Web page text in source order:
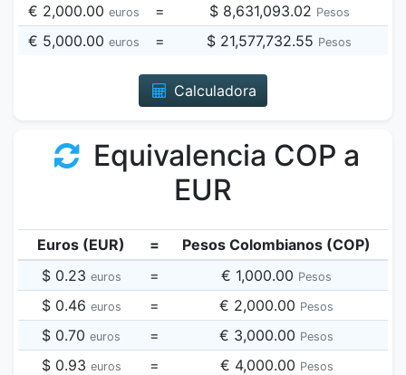
€ 2,000.00 euros = $ 8,631,093.02 Pesos
€ 5,000.00 euros = $ 21,577,732.55 Pesos
Calculadora
Equivalencia COP a
EUR
Euros (EUR) =
Pesos Colombianos (COP)
$ 0.23 euros = € 1,000.00 Pesos
$ 0.46 euros = € 2,000.00 Pesos
$ 0.70 euros = € 3,000.00 Pesos
$ 0.93 euros = € 4,000.00 Pesos